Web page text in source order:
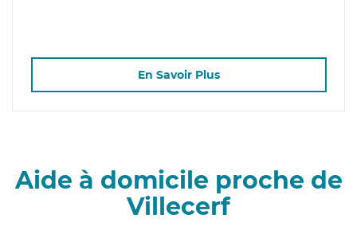
En Savoir Plus
Aide à domicile proche de
Villecerf